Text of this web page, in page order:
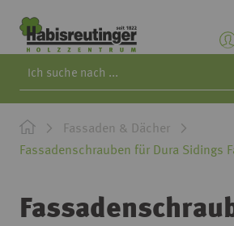
Fassaden & Dächer
Fassadenschrauben für Dura Sidings